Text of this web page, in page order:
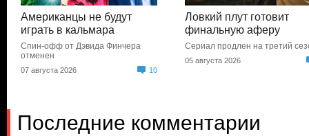
Американцы не будут
играть в кальмара
Спин-офф от Дэвида Финчера
отменен
07 августа 2026 10
Ловкий плут готовит
финальную аферу
Сериал продлен на третий
05 августа 2026
Последние комментарии